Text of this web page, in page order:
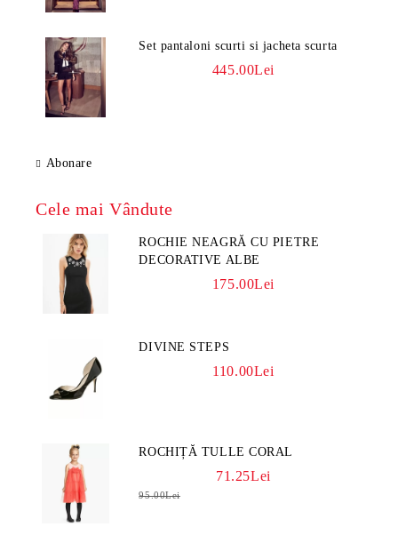
Set pantaloni scurti si jacheta scurta
445.00Lei
Abonare
Cele mai Vândute
ROCHIE NEAGRĂ CU PIETRE
DECORATIVE ALBE
175.00Lei
DIVINE STEPS
110.00Lei
ROCHIȚĂ TULLE CORAL
71.25Lei
95.00Lei